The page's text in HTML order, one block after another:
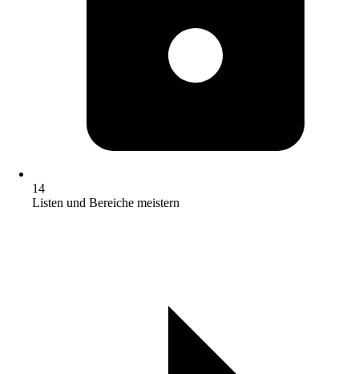
14
Listen und Bereiche meistern